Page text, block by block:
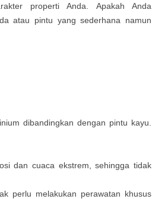
properti Anda. Apakah Anda
atau pintu yang sederhana namun
dibandingkan dengan pintu kayu.
dan cuaca ekstrem, sehingga tidak
perlu melakukan perawatan khusus